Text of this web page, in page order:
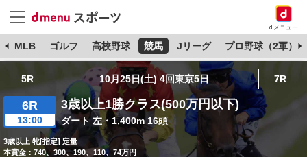
dメニュー
MLB ゴルフ 高校野球 競馬 Jリーグ プロ野球（2軍）
5R 10月25日(土) 4回東京5日 7R
6R
13:00
3歳以上1勝クラス(500万円以下)
ダート 左・1,400m 16頭
3歳以上 牝[指定] 定量
本賞金：740、300、190、110、74万円